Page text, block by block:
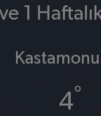
1
Kastamonu
4°